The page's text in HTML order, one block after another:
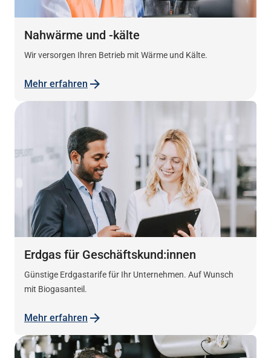
Nahwärme und -kälte
Wir versorgen Ihren Betrieb mit Wärme und Kälte.
Mehr erfahren
Erdgas für Geschäftskund:innen
Günstige Erdgastarife für Ihr Unternehmen. Auf Wunsch
mit Biogasanteil.
Mehr erfahren